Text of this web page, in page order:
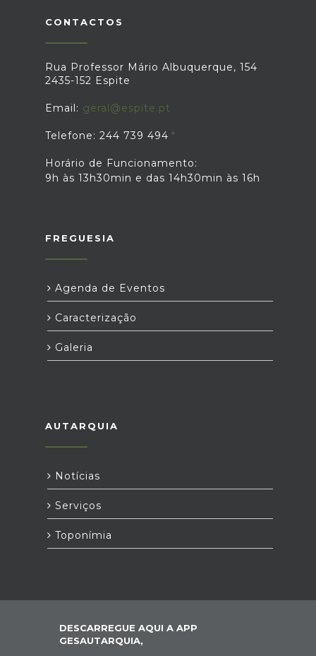
CONTACTOS
Rua Professor Mário Albuquerque, 154
2435-152 Espite
Email: geral@espite.pt
Telefone: 244 739 494
Horário de Funcionamento:
9h às 13h30min e das 14h30min às 16h
FREGUESIA
Agenda de Eventos
Caracterização
Galeria
AUTARQUIA
Notícias
Serviços
Toponímia
DESCARREGUE AQUI A APP
GESAUTARQUIA,